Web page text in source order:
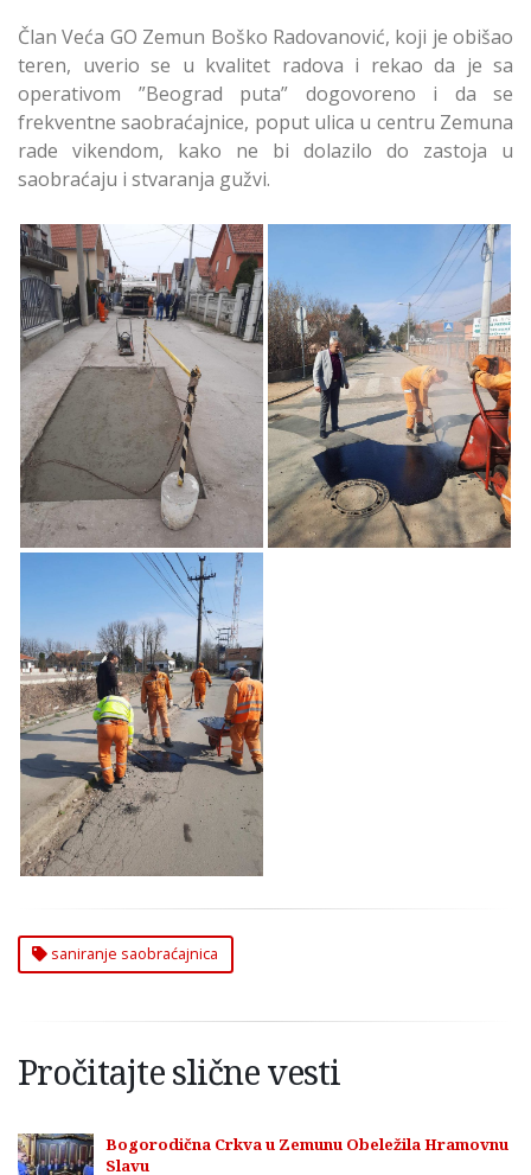
Član Veća GO Zemun Boško Radovanović, koji je obišao
teren, uverio se u kvalitet radova i rekao da je sa
operativom ”Beograd puta” dogovoreno i da se
frekventne saobraćajnice, poput ulica u centru Zemuna
rade vikendom, kako ne bi dolazilo do zastoja u
saobraćaju i stvaranja gužvi.
Saniranje
Sapbraćajnica u
Zemunu
Saniranje
Sapbraćajnica u
Zemunu
Saniranje
Sapbraćajnica u
Zemunu
saniranje saobraćajnica
Pročitajte slične vesti
Bogorodična Crkva u Zemunu Obeležila Hramovnu
Slavu